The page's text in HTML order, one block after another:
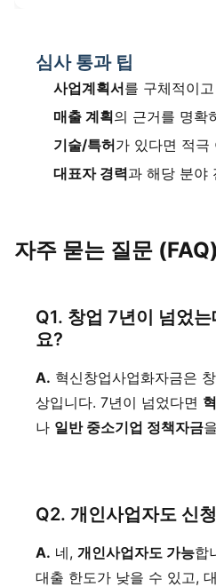
심사 통과 팁
사업계획서를 구체적이
매출 계획의 근거를 명확
기술/특허가 있다면 적극
대표자 경력과 해당 분야
자주 묻는 질문 (FAQ)
Q1. 창업 7년이 넘었
요?
A. 혁신창업사업화자금은
상입니다. 7년이 넘었다면
나 일반 중소기업 정책자금
Q2. 개인사업자도 신
A. 네, 개인사업자도 가능합
대출 한도가 낮을 수 있고,